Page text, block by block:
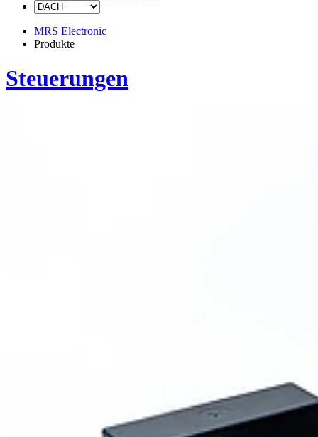
MRS Electronic
Produkte
Steuerungen